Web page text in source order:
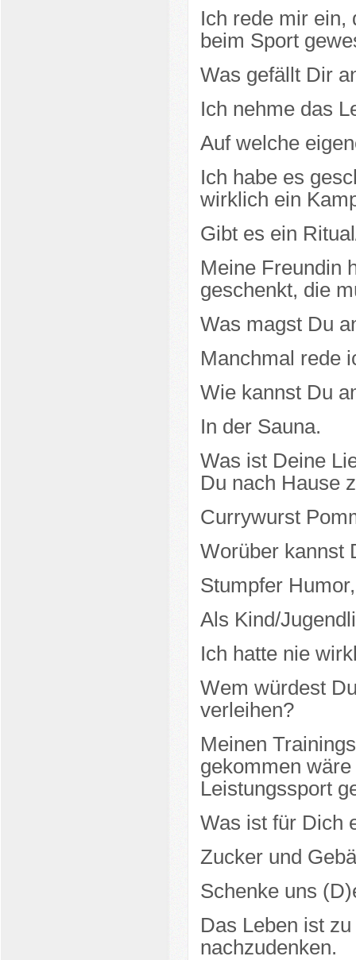
Ich rede mir ein,
beim Sport
Was gefällt Dir
Ich nehme das
Auf welche
Ich habe es
wirklich ein
Gibt es ein
Meine Freundin
geschenkt, die
Was magst Du
Manchmal rede
Wie kannst Du
In der Sauna.
Was ist Deine
Du nach Hause
Currywurst
Worüber kannst
Stumpfer
Als Kind/
Ich hatte nie
Wem würdest
verleihen?
Meinen
gekommen
Leistungssport
Was ist für Dich
Zucker und
Schenke uns
Das Leben ist
nachzudenken.